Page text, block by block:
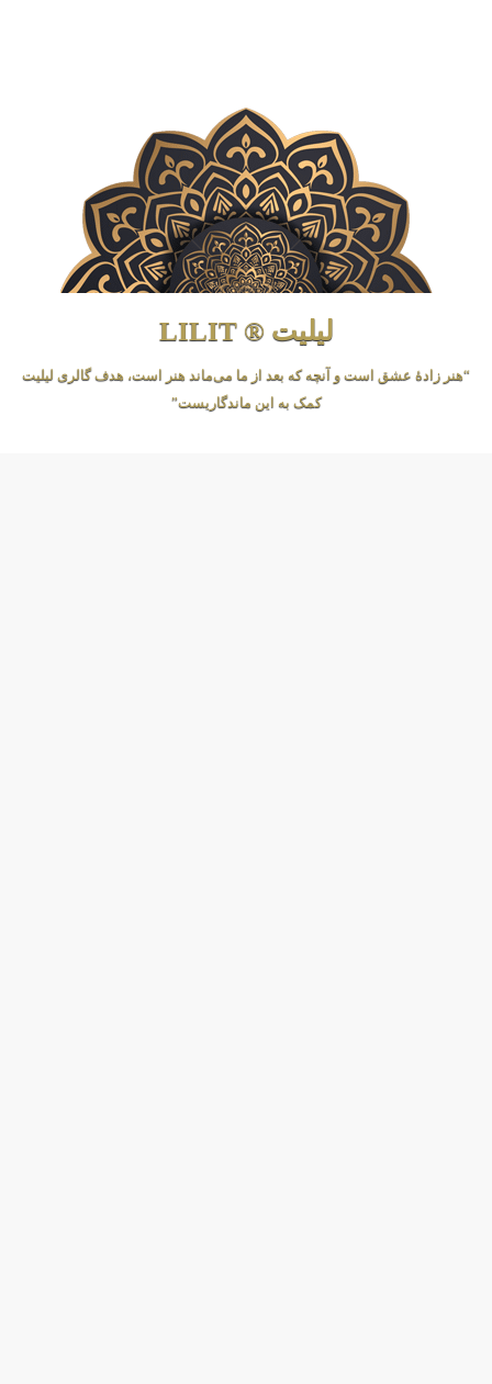
لیلیت ® LILIT
“هنر زادهٔ عشق است و آنچه که بعد از ما می‌ماند هنر است، هدف گالری لیلیت
کمک به این ماندگاریست”